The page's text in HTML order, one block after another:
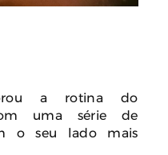
a rotina do
uma série de
o seu lado mais